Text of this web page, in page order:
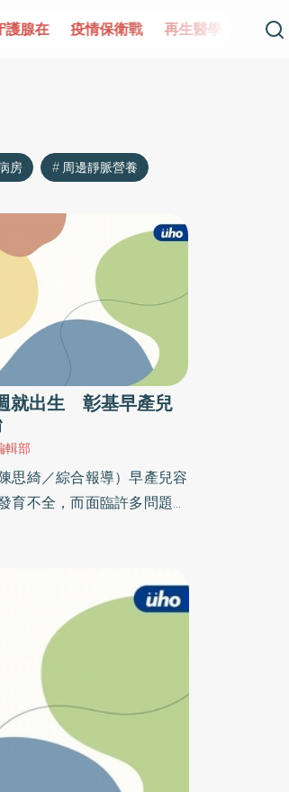
護腺在 疫情保衛戰 再生醫學 愛的
房 周邊靜脈營養
就出生 彰基早產兒
輯部
思綺／綜合報導）早產兒容
育不全，而面臨許多問題，
舉辦「成長的祝福」早產兒
產兒父母親子關係之互動。
兒 25歲媽媽好焦慮25歲
，自己在彰基早產兒團隊照
又六天的雙胞胎兄妹。她表
產兒的情況下，難免有許多
醫護人員的悉心照料之下，
產兒出生時，所會面臨到的
經一歲半了。瓶中信分享祝